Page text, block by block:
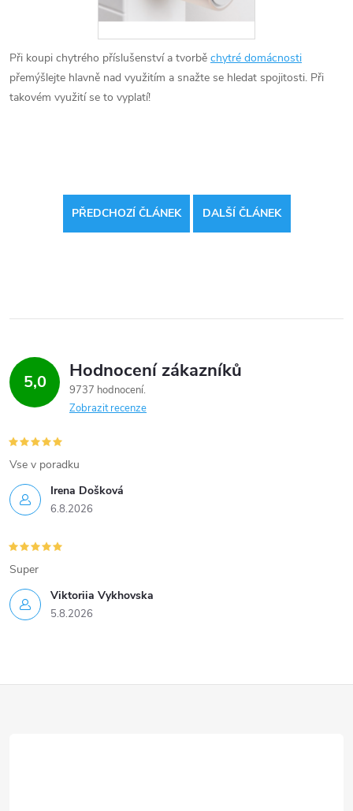
Při koupi chytrého příslušenství a tvorbě chytré domácnosti
přemýšlejte hlavně nad využitím a snažte se hledat spojitosti. Při
takovém využití se to vyplatí!
PŘEDCHOZÍ ČLÁNEK DALŠÍ ČLÁNEK
5,0 Hodnocení zákazníků
9737 hodnocení
Zobrazit recenze
Irena Došková
6.8.2026
Vse v poradku
Viktoriia Vykhovska
5.8.2026
Super